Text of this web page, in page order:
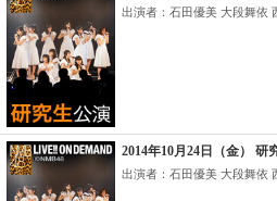
出演者：石田優美 大段舞依
2014年10月24日（金）
出演者：石田優美 大段舞依